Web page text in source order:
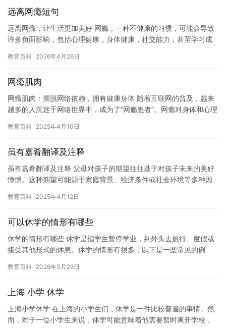
远离网瘾短句
远离网瘾，让生活更加美好 网瘾，一种不健康的习惯，可能会导致
许多负面影响，包括心理健康，身体健康，社交能力，甚至学习成
网…
教育百科 2026年4月26日
网瘾肌肉
网瘾肌肉：摆脱网络依赖，拥有健康身体 随着互联网的普及，越来
越多的人沉迷于网络世界中，成为了“网瘾患者”。网瘾对身体和心理
教育百科 2025年4月10日
虽有嘉肴翻译及注释
虽有嘉肴翻译及注释 父母对孩子的期望往往基于对孩子未来的美好
憧憬。这种期望可能源于家庭背景、经济条件或社会环境等多种因
的生…
教育百科 2025年4月12日
可以休学的情形有哪些
休学的情形有哪些 休学是指学生暂停学业，到外头去旅行、度假或
接受其他形式的休息。休学的情形有很多，以下是一些常见的例
要…
教育百科 2026年3月29日
上海 小学 休学
上海小学休学 在上海的小学生们，休学是一件比较普遍的事情。然
而，对于一位小学生来说，休学可能意味着他需要暂时离开学校，